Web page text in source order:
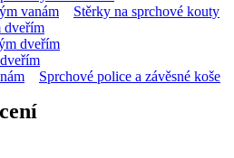
vanám
Stěrky na sprchové kouty
dveřím
dveřím
Sprchové police a závěsné koše